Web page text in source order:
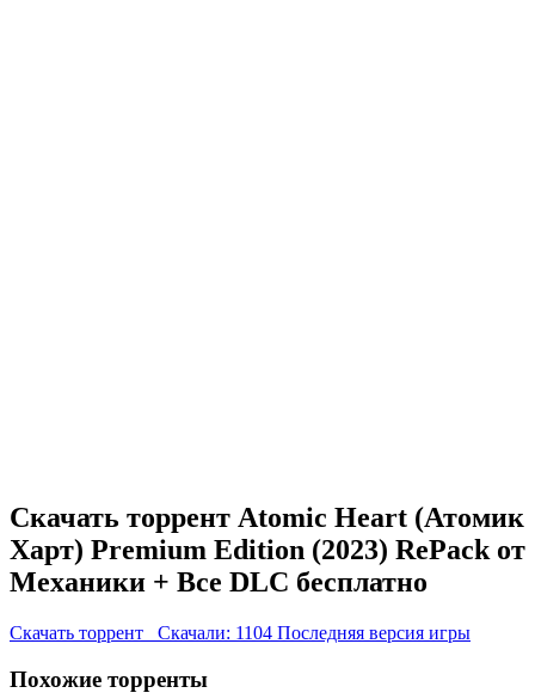
Скачать торрент Atomic Heart (Атомик
Харт) Premium Edition (2023) RePack от
Механики + Все DLC бесплатно
Скачать торрент Скачали: 1104 Последняя версия игры
Похожие торренты